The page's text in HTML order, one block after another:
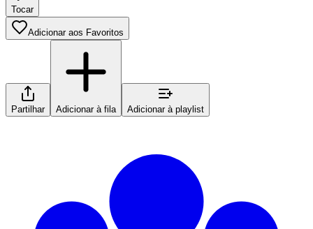
Tocar
Adicionar aos Favoritos
Partilhar Adicionar à fila Adicionar à playlist